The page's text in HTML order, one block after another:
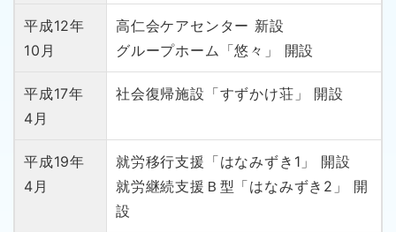
平成12年
10月
高仁会ケアセンター 新設
グループホーム「悠々」 開設
平成17年
4月
社会復帰施設「すずかけ荘」 開設
平成19年
4月
就労移行支援「はなみずき1」 開設
就労継続支援Ｂ型「はなみずき2」 開
設